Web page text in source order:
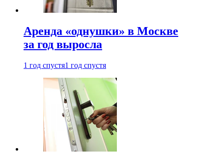
Аренда «однушки» в Москве
за год выросла
1 год спустя1 год спустя